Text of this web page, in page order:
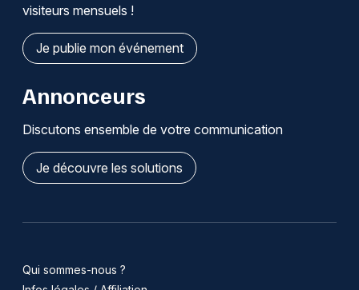
visiteurs mensuels !
Je publie mon événement
Annonceurs
Discutons ensemble de votre communication
Je découvre les solutions
Qui sommes-nous ?